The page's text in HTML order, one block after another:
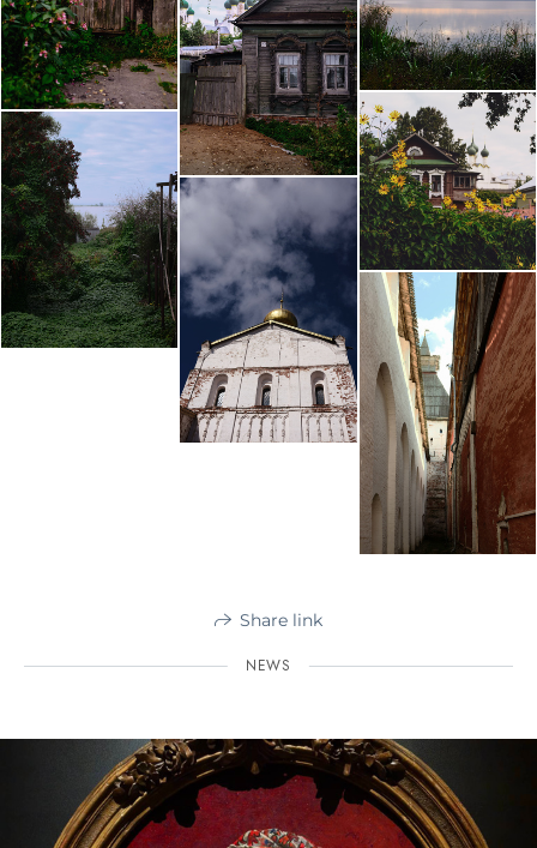
Share link
NEWS